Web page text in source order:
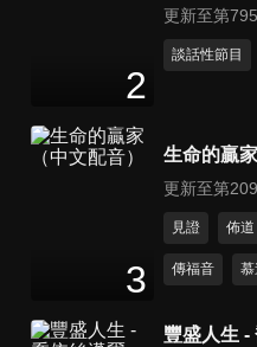
2
更新至第
談話性節目
3
生命的贏
更新至第
見證 佈道
傳福音
豐盛人生 -